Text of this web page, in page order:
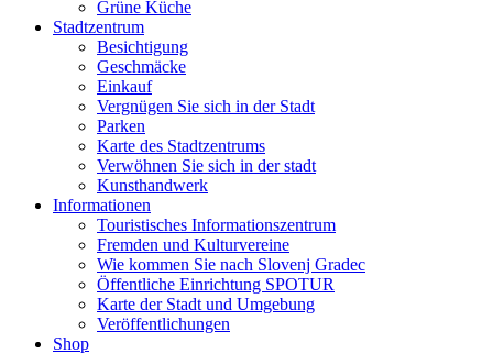
Grüne Küche
Stadtzentrum
Besichtigung
Geschmäcke
Einkauf
Vergnügen Sie sich in der Stadt
Parken
Karte des Stadtzentrums
Verwöhnen Sie sich in der stadt
Kunsthandwerk
Informationen
Touristisches Informationszentrum
Fremden und Kulturvereine
Wie kommen Sie nach Slovenj Gradec
Öffentliche Einrichtung SPOTUR
Karte der Stadt und Umgebung
Veröffentlichungen
Shop